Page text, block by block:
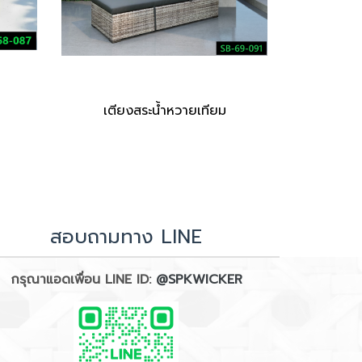
เตียงสระน้ำหวายเทียม
สอบถามทาง LINE
กรุณาแอดเพื่อน LINE ID: @SPKWICKER